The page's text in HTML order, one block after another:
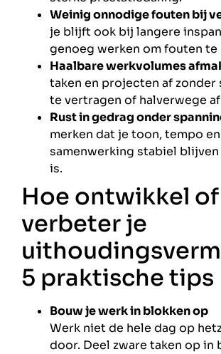
Weinig onnodige fouten bij
je blijft ook bij langere
genoeg werken om fouten te
Haalbare werkvolumes
taken en projecten af
te vertragen of halverwege
Rust in gedrag onder
merken dat je toon, tempo en
samenwerking stabiel
is.
Hoe ontwikkel of
verbeter je
5 praktische tips
Bouw je werk in blokken op
Werk niet de hele dag op
door. Deel zware taken op in